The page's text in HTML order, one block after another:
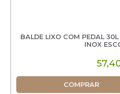
BALDE LIXO COM PEDAL
INOX
COMPRAR